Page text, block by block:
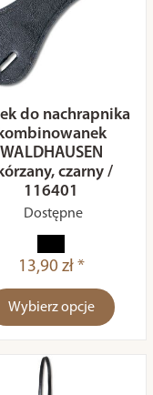
do nachrapnika
WALDHAUSEN
czarny /
116401
Dostępne
13,90 zł *
Wybierz opcje